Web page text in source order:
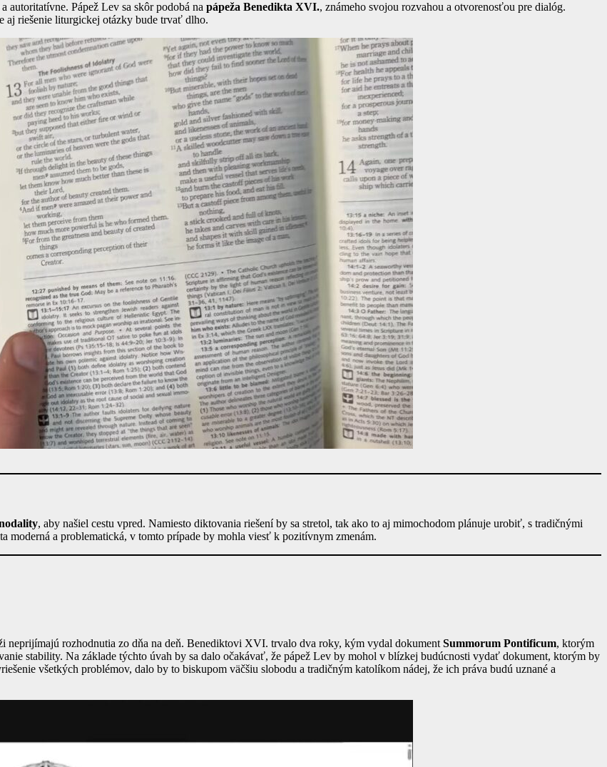
autoritatívne. Pápež Lev sa skôr podobá na pápeža Benedikta XVI., známeho svojou rozvahou a otvorenosťou pre dialóg.
aj riešenie liturgickej otázky bude trvať dlho.
, aby našiel cestu vpred. Namiesto diktovania riešení by sa stretol, tak ako to aj mimochodom plánuje urobiť, s tradičnými
a problematická, v tomto prípade by mohla viesť k pozitívnym zmenám.
rozhodnutia zo dňa na deň. Benediktovi XVI. trvalo dva roky, kým vydal dokument Summorum Pontificum, ktorým
stability. Na základe týchto úvah by sa dalo očakávať, že pápež Lev by mohol v blízkej budúcnosti vydať dokument, ktorým by
všetkých problémov, dalo by to biskupom väčšiu slobodu a tradičným katolíkom nádej, že ich práva budú uznané a